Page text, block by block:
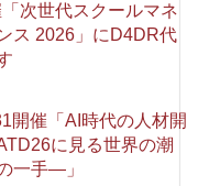
次世代スクールマネ
ス 2026」にD4DR代
開催「AI時代の人材開
に見る世界の潮
一手―」